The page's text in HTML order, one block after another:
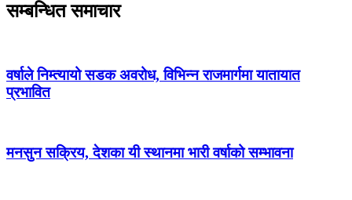
सम्बन्धित समाचार
वर्षाले निम्त्यायो सडक अवरोध, विभिन्न राजमार्गमा यातायात
प्रभावित
मनसुन सक्रिय, देशका यी स्थानमा भारी वर्षाको सम्भावना